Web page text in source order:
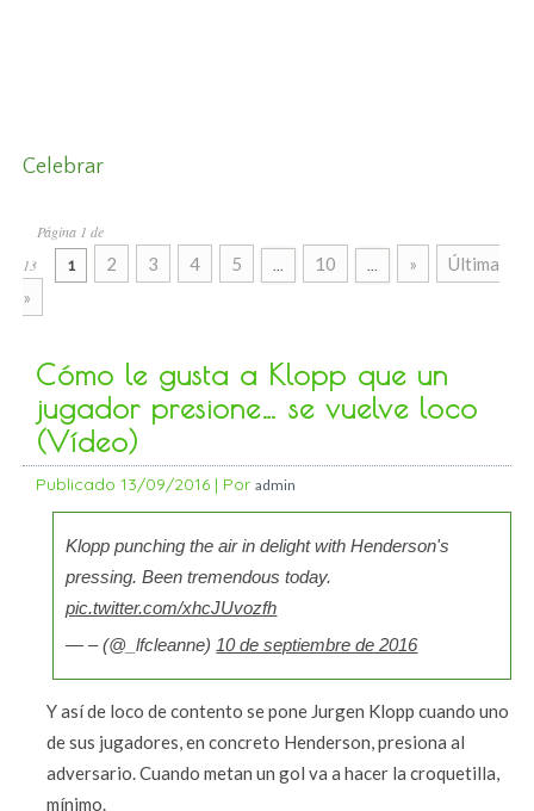
Celebrar
Página 1 de
13
1 2 3 4 5 ... 10 ... »
Última
»
Cómo le gusta a Klopp que un
jugador presione… se vuelve loco
(Vídeo)
Publicado 13/09/2016 | Por admin
Klopp punching the air in delight with Henderson's
pressing. Been tremendous today.
pic.twitter.com/xhcJUvozfh
— – (@_lfcleanne)10 de septiembre de 2016
Y así de loco de contento se pone Jurgen Klopp cuando uno
de sus jugadores, en concreto Henderson, presiona al
adversario. Cuando metan un gol va a hacer la croquetilla,
mínimo.